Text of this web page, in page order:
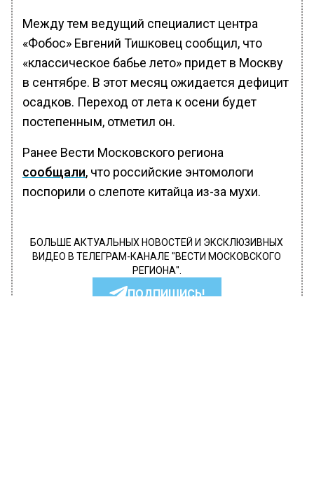
Между тем ведущий специалист центра
«Фобос» Евгений Тишковец сообщил, что
«классическое бабье лето» придет в Москву
в сентябре. В этот месяц ожидается дефицит
осадков. Переход от лета к осени будет
постепенным, отметил он.
Ранее Вести Московского региона
сообщали, что российские энтомологи
поспорили о слепоте китайца из-за мухи.
БОЛЬШЕ АКТУАЛЬНЫХ НОВОСТЕЙ И ЭКСКЛЮЗИВНЫХ
ВИДЕО В ТЕЛЕГРАМ-КАНАЛЕ "ВЕСТИ МОСКОВСКОГО
РЕГИОНА".
ПОДПИШИСЬ!